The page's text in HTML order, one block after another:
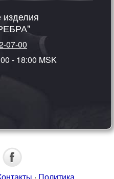
07-00
- 18:00 MSK